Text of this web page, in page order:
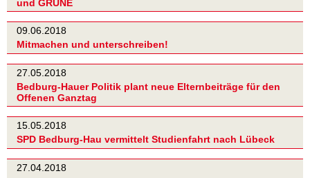
und GRÜNE
09.06.2018
Mitmachen und unterschreiben!
27.05.2018
Bedburg-Hauer Politik plant neue Elternbeiträge für den
Offenen Ganztag
15.05.2018
SPD Bedburg-Hau vermittelt Studienfahrt nach Lübeck
27.04.2018